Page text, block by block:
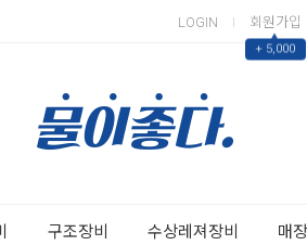
LOGIN 회원가입
▲
+ 5,000
구조장비 수상레져장비 매